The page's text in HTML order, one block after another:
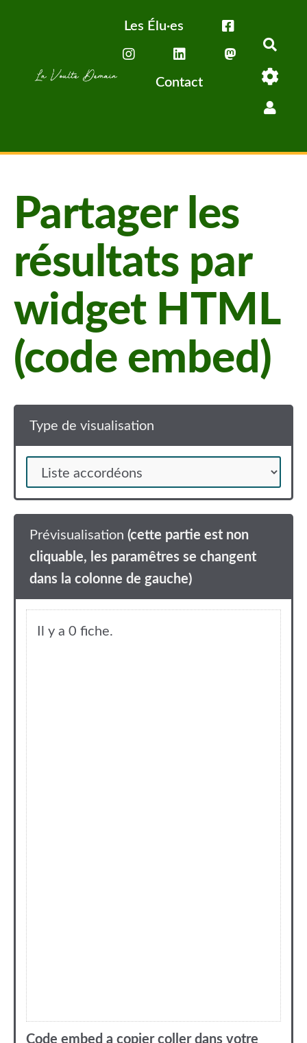
Aller au contenu principal
Les Élu·es
Contact
Partager les
résultats par
widget HTML
(code embed)
Type de visualisation
Prévisualisation (cette partie est non
cliquable, les paramêtres se changent
dans la colonne de gauche)
Code embed a copier coller dans votre